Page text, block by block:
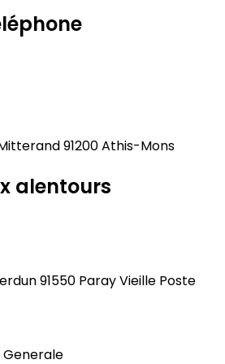
91200 Athis-Mons
alentours
91550 Paray Vieille Poste